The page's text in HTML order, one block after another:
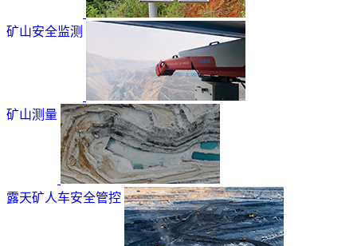
矿山安全监测
矿山测量
露天矿人车安全管控